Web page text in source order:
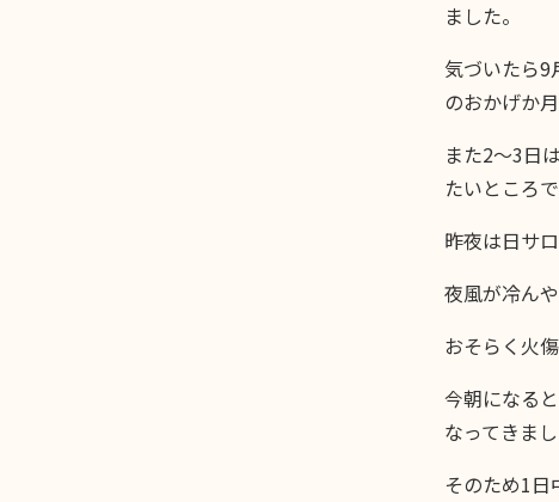
ました。
気づいたら9
のおかげか
また2〜3日
たいところで
昨夜は日サ
夜風が冷ん
おそらく火
今朝になる
なってきまし
そのため1